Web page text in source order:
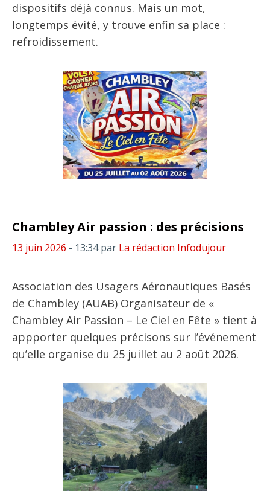
dispositifs déjà connus. Mais un mot,
longtemps évité, y trouve enfin sa place :
refroidissement.
Chambley Air passion : des précisions
13 juin 2026 - 13:34 par La rédaction Infodujour
Association des Usagers Aéronautiques Basés
de Chambley (AUAB) Organisateur de «
Chambley Air Passion – Le Ciel en Fête » tient à
appporter quelques précisons sur l’événement
qu’elle organise du 25 juillet au 2 août 2026.